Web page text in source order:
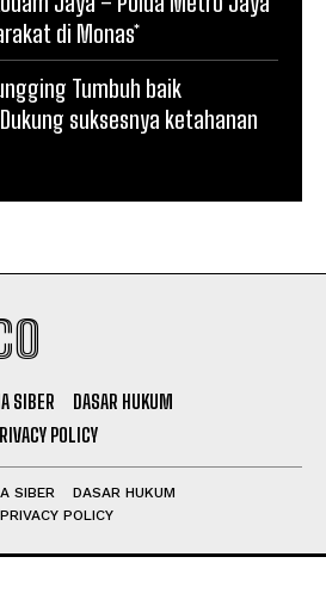
di Monas*
Tumbuh baik
suksesnya ketahanan
SIBER
DASAR HUKUM
POLICY
SIBER
DASAR HUKUM
PRIVACY POLICY